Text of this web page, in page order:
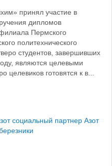
принял участие в
дипломов
Пермского
политехнического
студентов, завершивших
являются целевыми
целевиков готовятся к в...
социальный партнер Азот